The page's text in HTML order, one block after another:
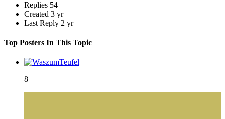
Replies 54
Created 3 yr
Last Reply 2 yr
Top Posters In This Topic
8